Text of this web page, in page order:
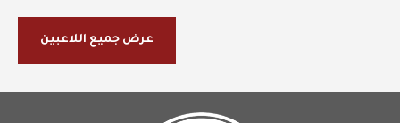
عرض جميع اللاعبين